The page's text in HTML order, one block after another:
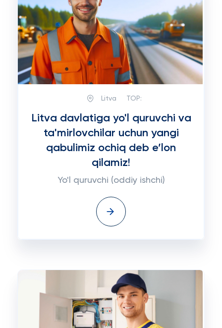
Litva TOP:
Litva davlatiga yo'l quruvchi va
ta'mirlovchilar uchun yangi
qabulimiz ochiq deb e’lon
qilamiz!
Yo'l quruvchi (oddiy ishchi)